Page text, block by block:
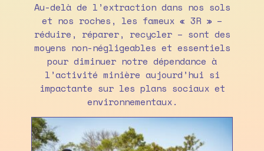
Au-delà de l’extraction dans nos sols
et nos roches, les fameux « 3R » –
réduire, réparer, recycler – sont des
moyens non-négligeables et essentiels
pour diminuer notre dépendance à
l’activité minière aujourd’hui si
impactante sur les plans sociaux et
environnementaux.